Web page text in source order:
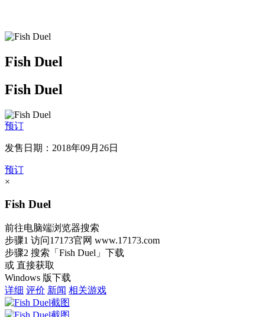
Fish Duel
Fish Duel
预订
发售日期：2018年09月26日
预订
×
Fish Duel
前往电脑端浏览器搜索
步骤1 访问17173官网 www.17173.com
步骤2 搜索 「Fish Duel」 下载
或 直接获取
Windows 版下载
详细 评价 新闻 相关游戏